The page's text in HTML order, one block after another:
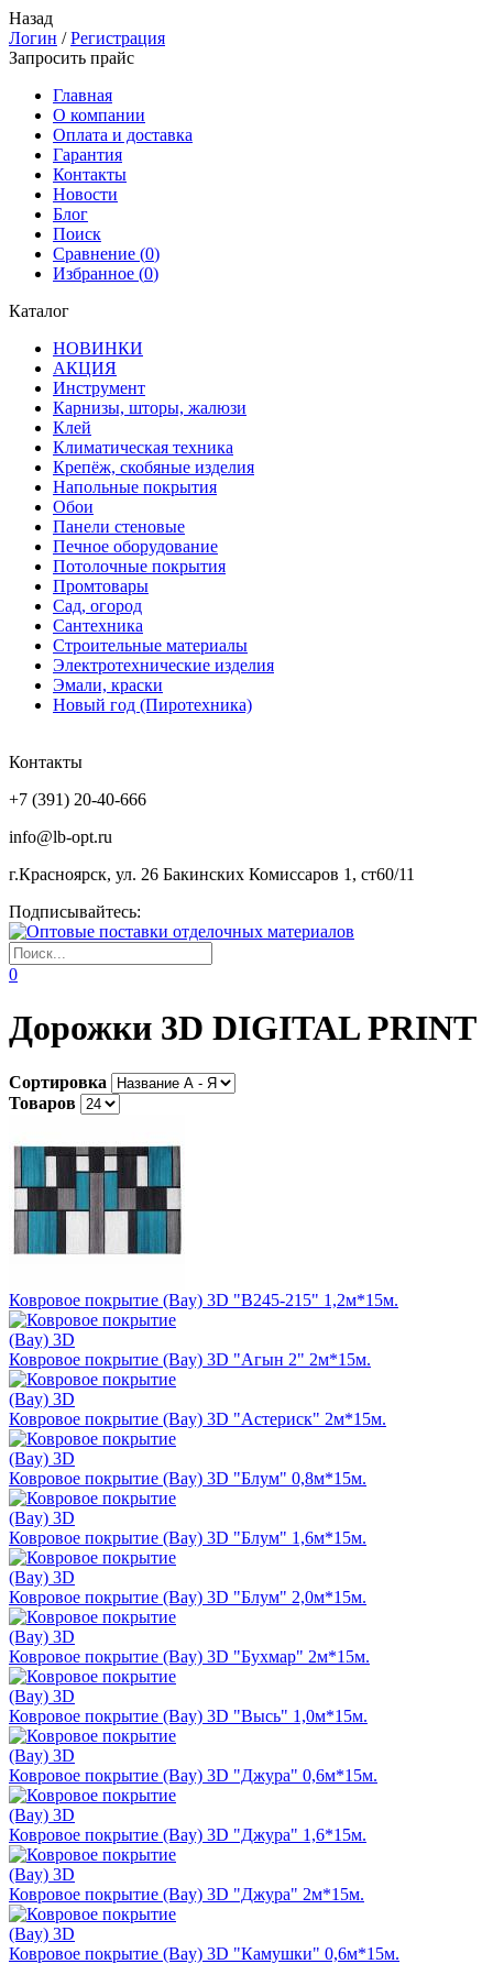
Назад
Логин /Регистрация
Запросить прайс
Главная
О компании
Оплата и доставка
Гарантия
Контакты
Новости
Блог
Поиск
Сравнение (0)
Избранное (0)
Каталог
НОВИНКИ
АКЦИЯ
Инструмент
Карнизы, шторы, жалюзи
Клей
Климатическая техника
Крепёж, скобяные изделия
Напольные покрытия
Обои
Панели стеновые
Печное оборудование
Потолочные покрытия
Промтовары
Сад, огород
Сантехника
Строительные материалы
Электротехнические изделия
Эмали, краски
Новый год (Пиротехника)
Контакты
+7 (391) 20-40-666
info@lb-opt.ru
г.Красноярск, ул. 26 Бакинских Комиссаров 1, ст60/11
Подписывайтесь:
0
Дорожки 3D DIGITAL PRINT
Сортировка
Товаров
Ковровое покрытие (Bay) 3D "B245-215" 1,2м*15м.
Ковровое покрытие (Bay) 3D "Агын 2" 2м*15м.
Ковровое покрытие (Bay) 3D "Астериск" 2м*15м.
Ковровое покрытие (Bay) 3D "Блум" 0,8м*15м.
Ковровое покрытие (Bay) 3D "Блум" 1,6м*15м.
Ковровое покрытие (Bay) 3D "Блум" 2,0м*15м.
Ковровое покрытие (Bay) 3D "Бухмар" 2м*15м.
Ковровое покрытие (Bay) 3D "Высь" 1,0м*15м.
Ковровое покрытие (Bay) 3D "Джура" 0,6м*15м.
Ковровое покрытие (Bay) 3D "Джура" 1,6*15м.
Ковровое покрытие (Bay) 3D "Джура" 2м*15м.
Ковровое покрытие (Bay) 3D "Камушки" 0,6м*15м.